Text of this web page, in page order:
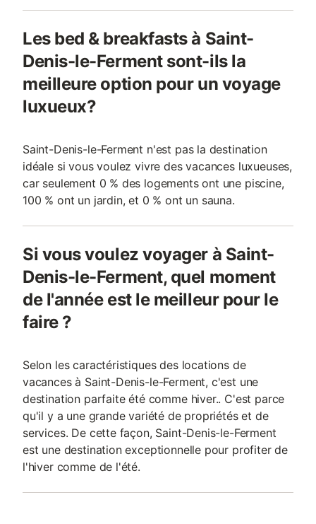
Les bed & breakfasts à Saint-
Denis-le-Ferment sont-ils la
meilleure option pour un voyage
luxueux?
Saint-Denis-le-Ferment n'est pas la destination
idéale si vous voulez vivre des vacances luxueuses,
car seulement 0 % des logements ont une piscine,
100 % ont un jardin, et 0 % ont un sauna.
Si vous voulez voyager à Saint-
Denis-le-Ferment, quel moment
de l'année est le meilleur pour le
faire ?
Selon les caractéristiques des locations de
vacances à Saint-Denis-le-Ferment, c'est une
destination parfaite été comme hiver.. C'est parce
qu'il y a une grande variété de propriétés et de
services. De cette façon, Saint-Denis-le-Ferment
est une destination exceptionnelle pour profiter de
l'hiver comme de l'été.